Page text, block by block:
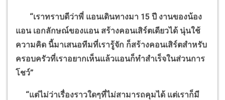
“เราทราบดีว่าพี่ แอนเดินทางมา 15 ปี งานของน้อง
แอน เอกลักษณ์ของแอน สร้างคอนเสิร์ตเดียวได้ นุ่นใช้
ความคิด นี้มาเสนอทีมที่เรารู้จัก ก็สร้างคอนเสิร์ตสำหรับ
ครอบครัวที่เราอยากเห็นแล้วแอนก็ทำสำเร็จในส่วนการ
โชว์”
“แต่ไม่ว่าเรื่องราวใดๆที่ไม่สามารถคุมได้ แต่เราก็มี